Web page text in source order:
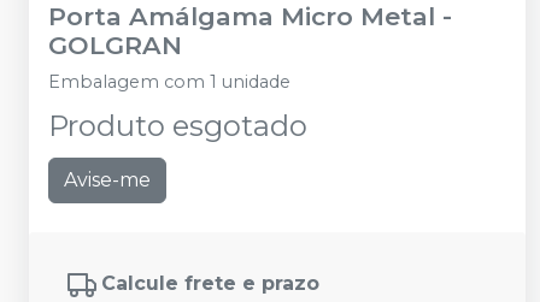
Porta Amálgama Micro Metal -
GOLGRAN
Embalagem com 1 unidade
Produto esgotado
Avise-me
Calcule frete e prazo